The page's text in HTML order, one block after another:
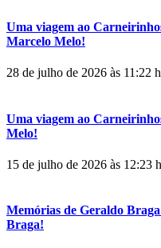
Uma viagem ao
Marcelo Melo!
28 de julho de 2026 às 11:22 h
Uma viagem ao
Melo!
15 de julho de 2026 às 12:23 h
Memórias de Geraldo
Braga!